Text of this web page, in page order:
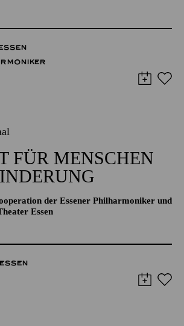
FÜR MENSCHEN
der Essener Philharmoniker und
Essen